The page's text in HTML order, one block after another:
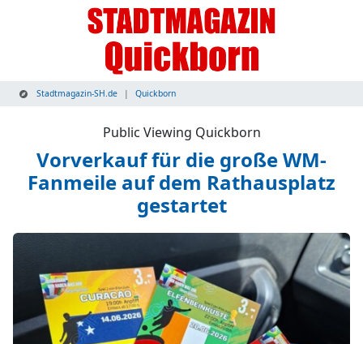
Stadtmagazin-SH.de Quickborn
Public Viewing Quickborn
Vorverkauf für die große WM-
Fanmeile auf dem Rathausplatz
gestartet